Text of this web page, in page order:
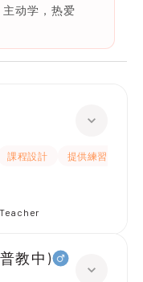
动学，热爱
課程設計
提供練習題/試題
教中)